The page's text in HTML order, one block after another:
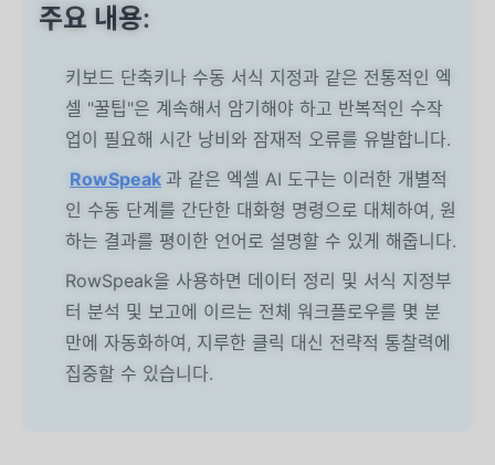
주요 내용:
키보드 단축키나 수동 서식 지정과 같은 전통적인 엑
셀 "꿀팁"은 계속해서 암기해야 하고 반복적인 수작
업이 필요해 시간 낭비와 잠재적 오류를 유발합니다.
RowSpeak 과 같은 엑셀 AI 도구는 이러한 개별적
인 수동 단계를 간단한 대화형 명령으로 대체하여, 원
하는 결과를 평이한 언어로 설명할 수 있게 해줍니다.
RowSpeak을 사용하면 데이터 정리 및 서식 지정부
터 분석 및 보고에 이르는 전체 워크플로우를 몇 분
만에 자동화하여, 지루한 클릭 대신 전략적 통찰력에
집중할 수 있습니다.